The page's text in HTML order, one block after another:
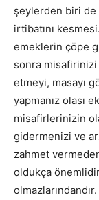
şeylerden biri
irtibatını
emeklerin çöpe
sonra misafirinizi
etmeyi, masayı
yapmanız olası
misafirlerinizin
gidermenizi ve
zahmet
oldukça